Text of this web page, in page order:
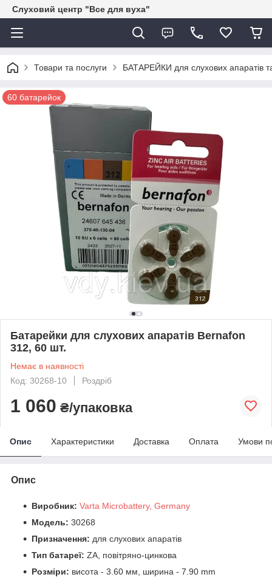
Слуховий центр "Все для вуха"
Товари та послуги БАТАРЕЙКИ для слухових апаратів
60 батарейок
Батарейки для слухових апаратів Bernafon
312, 60 шт.
Немає в наявності
Код: 30268-10
Роздріб
1 060 ₴/упаковка
Опис Характеристики Доставка Оплата Умови
Опис
Виробник: Varta Microbattery, Germany
Модель: 30268
Призначення: для слухових апаратів
Тип батареї: ZA, повітряно-цинкова
Розміри: висота - 3.60 мм, ширина - 7.90 mm